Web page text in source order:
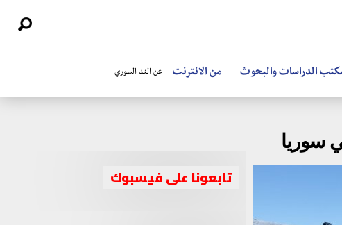
الدراسات والبحوث من الانترنت عن الغد السوري
سوريا
تابعونا على فيسبوك